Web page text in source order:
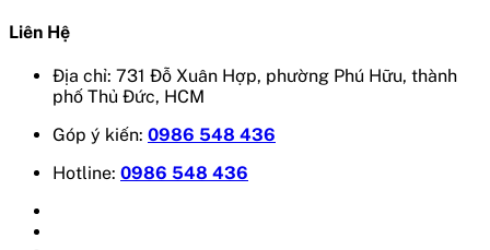
Liên Hệ
Địa chỉ: 731 Đỗ Xuân Hợp, phường Phú Hữu, thành
phố Thủ Đức, HCM
Góp ý kiến: 0986 548 436
Hotline: 0986 548 436